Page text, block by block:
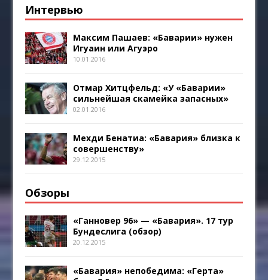
Интервью
Максим Пашаев: «Баварии» нужен
Игуаин или Агуэро
10.01.2016
Отмар Хитцфельд: «У «Баварии»
сильнейшая скамейка запасных»
02.01.2016
Мехди Бенатиа: «Бавария» близка к
совершенству»
29.12.2015
Обзоры
«Ганновер 96» — «Бавария». 17 тур
Бундеслига (обзор)
20.12.2015
«Бавария» непобедима: «Герта»